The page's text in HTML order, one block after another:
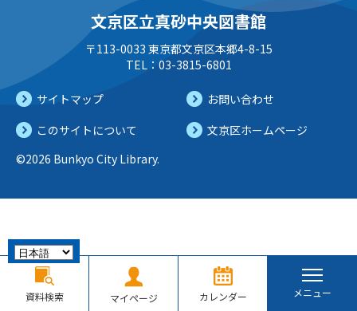
文京区立真砂中央図書館
〒113-0033 東京都文京区本郷4-8-15
TEL：03-3815-6801
サイトマップ
お問い合わせ
このサイトについて
文京区ホームページ
©2026 Bunkyo City Library.
資料検索 マイページ カレンダー メニュー